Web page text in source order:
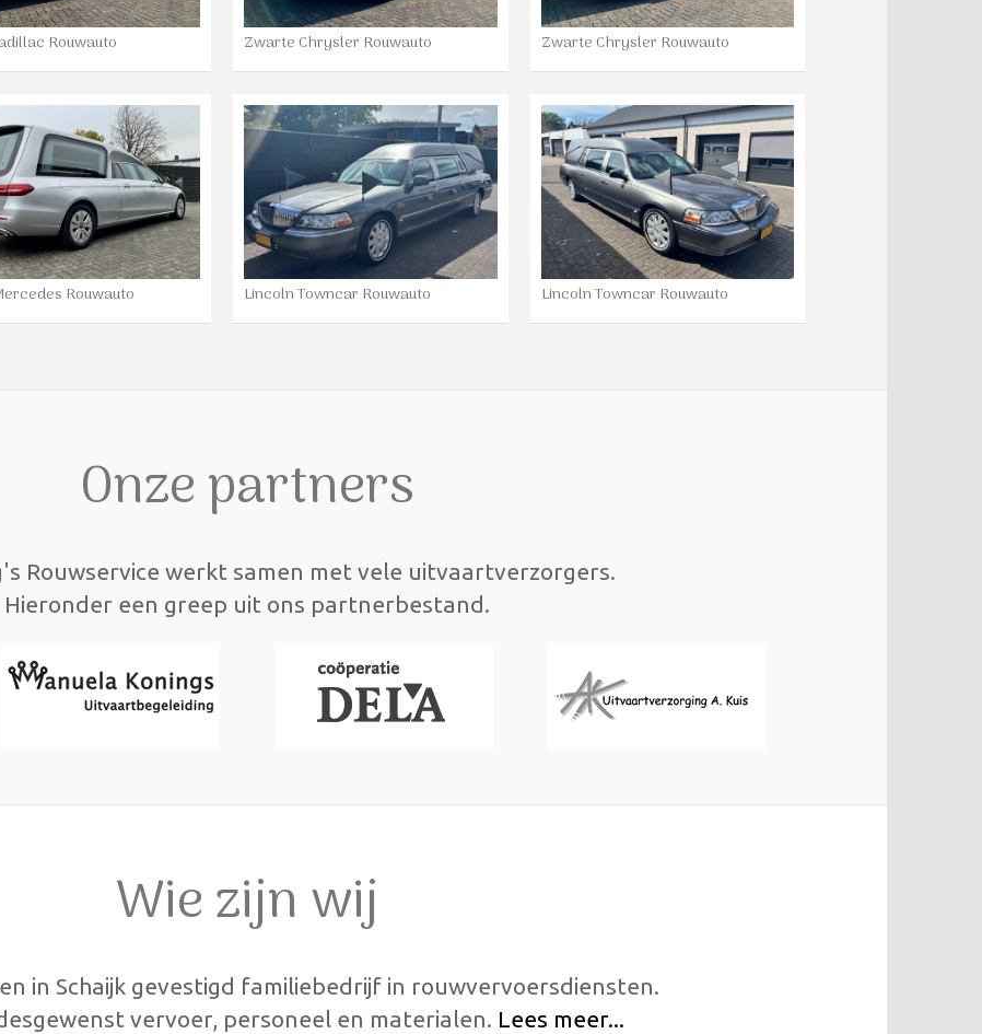
Rouwauto Zwarte Chrysler Rouwauto Zwarte Chrysler Rouwauto
Rouwauto Lincoln Towncar Rouwauto Lincoln Towncar Rouwauto
Onze partners
Rouwservice werkt samen met vele uitvaartverzorgers.
Hieronder een greep uit ons partnerbestand.
Wie zijn wij
in Schaijk gevestigd familiebedrijf in rouwvervoersdiensten.
vervoer, personeel en materialen. Lees meer...